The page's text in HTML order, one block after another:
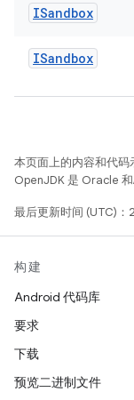
ISandbox
ISandbox
本页面上的内容和代码
OpenJDK 是 Oracle
最后更新时间 (UTC)
构建
Android 代码库
要求
下载
预览二进制文件